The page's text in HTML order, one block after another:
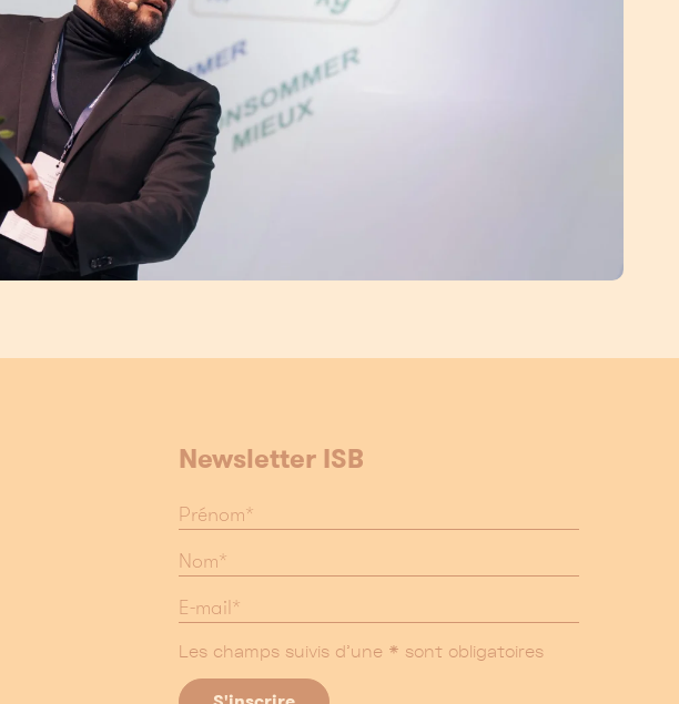
Newsletter ISB
Les champs suivis d'une * sont obligatoires